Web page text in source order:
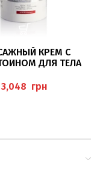
КРЕМ С
ДЛЯ ТЕЛА
PEDIBAEHR
грн